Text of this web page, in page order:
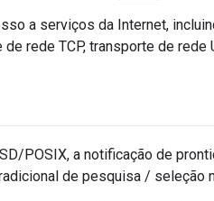
a serviços da Internet,
de rede TCP, transporte de
POSIX, a notificação de
de pesquisa / seleção